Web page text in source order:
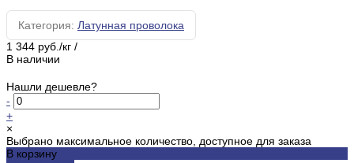
Категория: Латунная проволока
1 344 руб./кг /
В наличии
Нашли дешевле?
-
+
×
Выбрано максимальное количество, доступное для заказа
В корзину